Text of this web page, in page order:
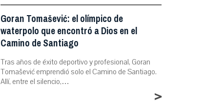
Goran Tomašević: el olímpico de
waterpolo que encontró a Dios en el
Camino de Santiago
Tras años de éxito deportivo y profesional, Goran
Tomašević emprendió solo el Camino de Santiago.
Allí, entre el silencio,…
>